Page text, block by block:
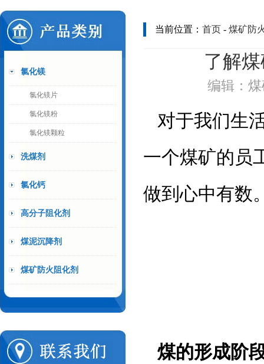
氯化镁
氯化镁片
氯化镁粉
氯化镁颗粒
洗煤剂
氯化钙
高分子阻化剂
煤泥沉降剂
煤矿防火阻化剂
当前位置： 首页 - 煤矿防
了解
编辑：
对于我们生
一个煤矿的员
做到心中有数
煤的形成阶